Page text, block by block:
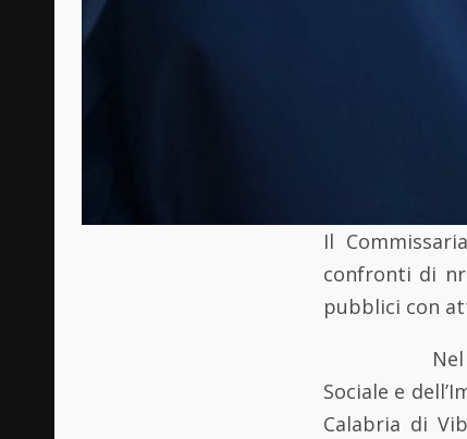
Il
confronti di
pubblici con
Nel corso
Sociale e
Calabria di